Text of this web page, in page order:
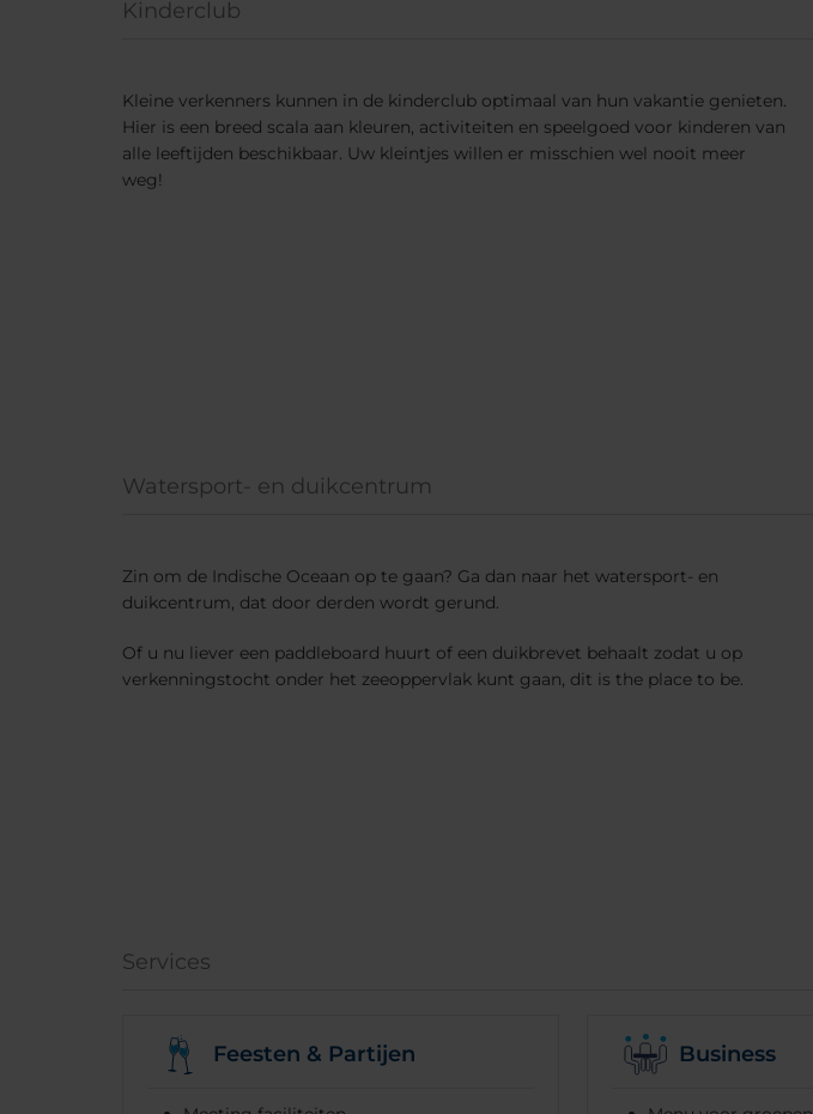
Kinderclub
Kleine verkenners kunnen in de kinderclub optimaal van hun vakantie genieten.
Hier is een breed scala aan kleuren, activiteiten en speelgoed voor kinderen van
alle leeftijden beschikbaar. Uw kleintjes willen er misschien wel nooit meer
weg!
Watersport- en duikcentrum
Zin om de Indische Oceaan op te gaan? Ga dan naar het watersport- en
duikcentrum, dat door derden wordt gerund.
Of u nu liever een paddleboard huurt of een duikbrevet behaalt zodat u op
verkenningstocht onder het zeeoppervlak kunt gaan, dit is the place to be.
Services
Feesten & Partijen Business